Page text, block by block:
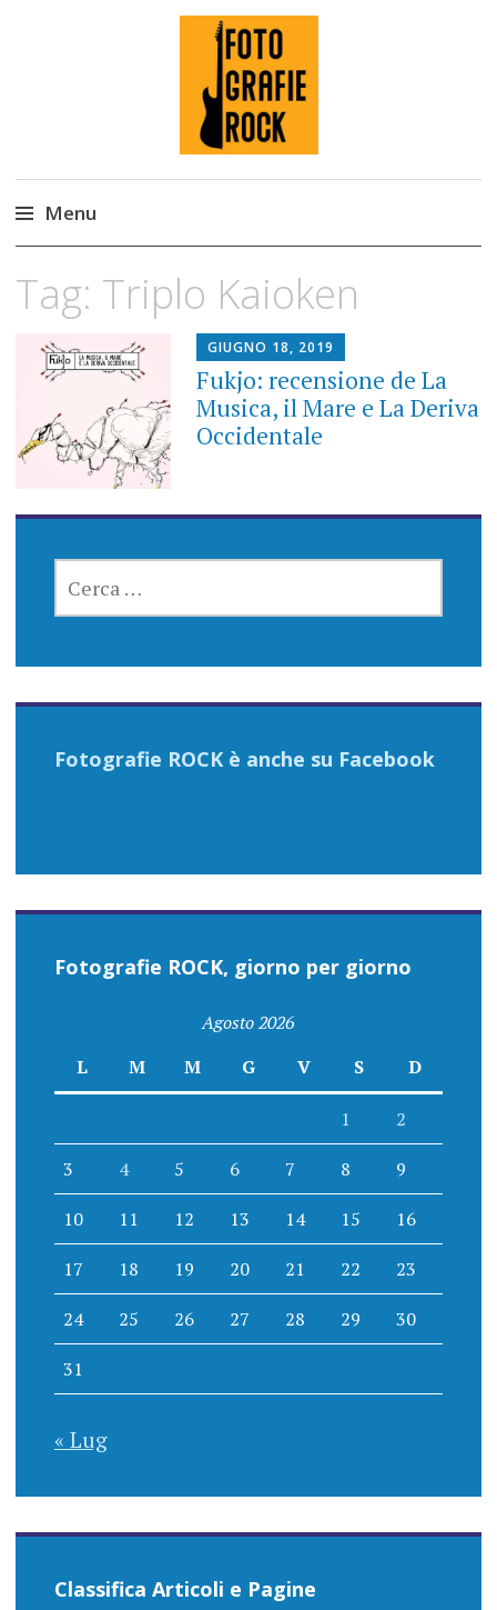
Fotografie ROCK
Menu
content
Tag: Triplo Kaioken
GIUGNO 18, 2019
Fukjo: recensione de La
Musica, il Mare e La Deriva
Occidentale
PER:
Fotografie ROCK è anche su Facebook
Fotografie ROCK, giorno per giorno
Agosto 2026
L
M M G V S D
1 2
3 4 5 6 7 8 9
10 11 12 13 14 15 16
17 18 19 20 21 22 23
24 25 26 27 28 29 30
31
« Lug
Classifica Articoli e Pagine